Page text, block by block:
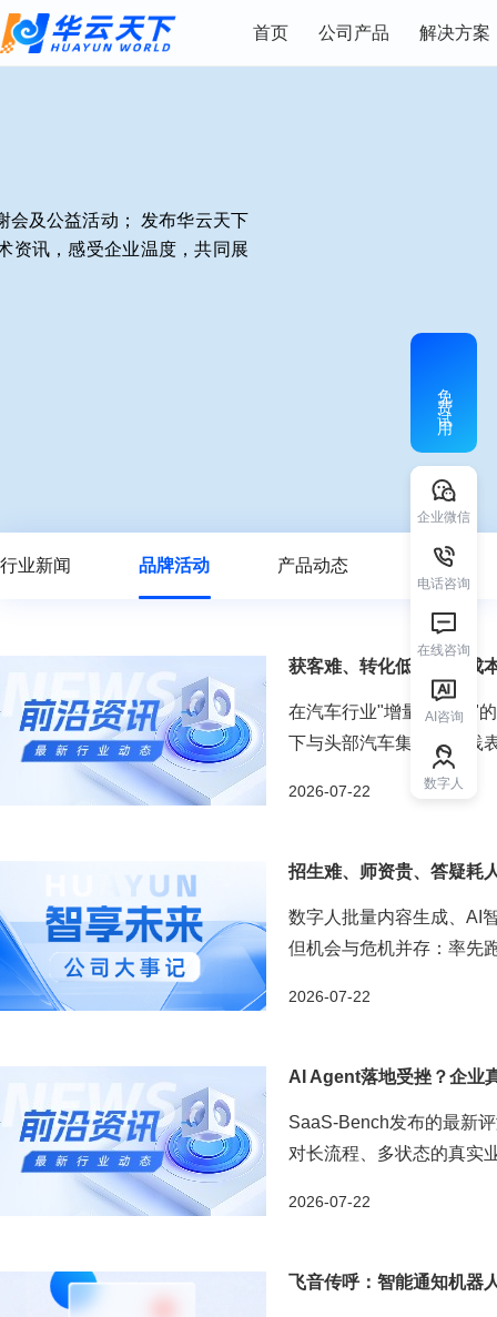
首页 公司产品 解决方案
会及公益活动； 发布华云天下
资讯，感受企业温度，共同展
行业新闻 品牌活动 产品动态
获客难、转化低、人力成
在汽车行业"增量变存量"
下与头部汽车集团的实践
2026-07-22
招生难、师资贵、答疑耗
数字人批量内容生成、AI
但机会与危机并存：率先
2026-07-22
AI Agent落地受挫？企业
SaaS-Bench发布的最新
对长流程、多状态的真实
2026-07-22
飞音传呼：智能通知机器
免费试用
企业微信
电话咨询
在线咨询
AI咨询
数字人